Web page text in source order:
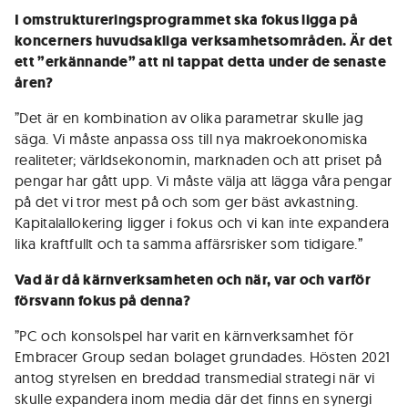
I omstruktureringsprogrammet ska fokus ligga på
koncerners huvudsakliga verksamhetsområden. Är det
ett ”erkännande” att ni tappat detta under de senaste
åren?
”Det är en kombination av olika parametrar skulle jag
säga. Vi måste anpassa oss till nya makroekonomiska
realiteter; världsekonomin, marknaden och att priset på
pengar har gått upp. Vi måste välja att lägga våra pengar
på det vi tror mest på och som ger bäst avkastning.
Kapitalallokering ligger i fokus och vi kan inte expandera
lika kraftfullt och ta samma affärsrisker som tidigare.”
Vad är då kärnverksamheten och när, var och varför
försvann fokus på denna?
”PC och konsolspel har varit en kärnverksamhet för
Embracer Group sedan bolaget grundades. Hösten 2021
antog styrelsen en breddad transmedial strategi när vi
skulle expandera inom media där det finns en synergi